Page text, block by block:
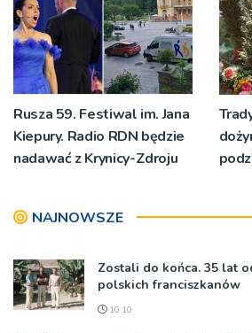
Rusza 59. Festiwal im. Jana
Kiepury. Radio RDN będzie
nadawać z Krynicy-Zdroju
NAJNOWSZE
Zostali do końca. 35 lat
polskich franciszkanów
10:10